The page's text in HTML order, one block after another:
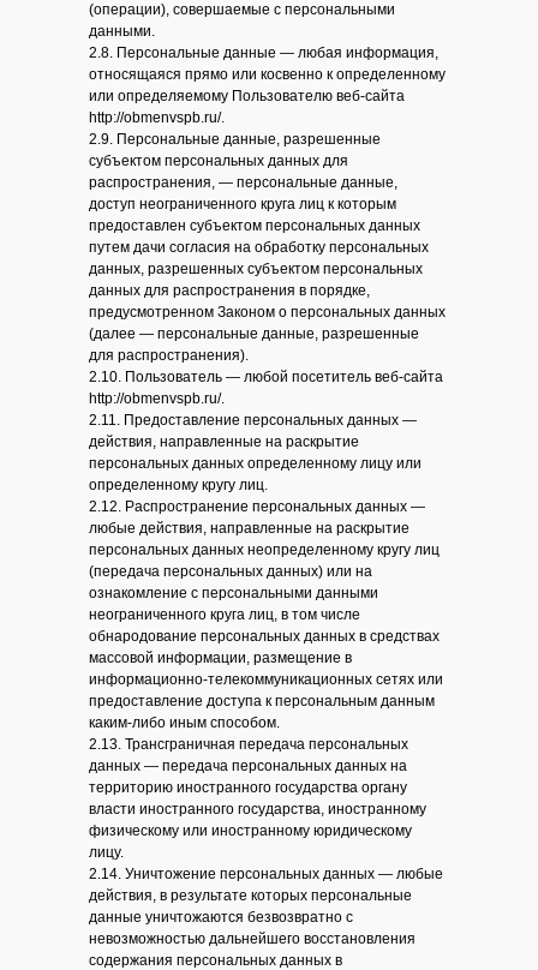
(операции), совершаемые с персональными
данными.
2.8. Персональные данные — любая информация,
относящаяся прямо или косвенно к определенному
или определяемому Пользователю веб-сайта
http://obmenvspb.ru/.
2.9. Персональные данные, разрешенные
субъектом персональных данных для
распространения, — персональные данные,
доступ неограниченного круга лиц к которым
предоставлен субъектом персональных данных
путем дачи согласия на обработку персональных
данных, разрешенных субъектом персональных
данных для распространения в порядке,
предусмотренном Законом о персональных данных
(далее — персональные данные, разрешенные
для распространения).
2.10. Пользователь — любой посетитель веб-сайта
http://obmenvspb.ru/.
2.11. Предоставление персональных данных —
действия, направленные на раскрытие
персональных данных определенному лицу или
определенному кругу лиц.
2.12. Распространение персональных данных —
любые действия, направленные на раскрытие
персональных данных неопределенному кругу лиц
(передача персональных данных) или на
ознакомление с персональными данными
неограниченного круга лиц, в том числе
обнародование персональных данных в средствах
массовой информации, размещение в
информационно-телекоммуникационных сетях или
предоставление доступа к персональным данным
каким-либо иным способом.
2.13. Трансграничная передача персональных
данных — передача персональных данных на
территорию иностранного государства органу
власти иностранного государства, иностранному
физическому или иностранному юридическому
лицу.
2.14. Уничтожение персональных данных — любые
действия, в результате которых персональные
данные уничтожаются безвозвратно с
невозможностью дальнейшего восстановления
содержания персональных данных в